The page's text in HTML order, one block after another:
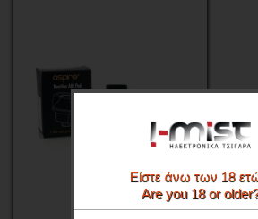
Είστε άνω των 18
Are you 18 or